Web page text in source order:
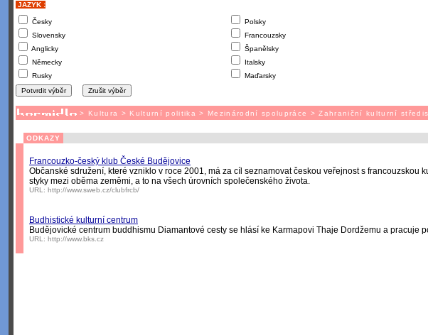
JAZYK :
Česky
Slovensky
Anglicky
Německy
Rusky
Polsky
Francouzsky
Španělsky
Italsky
Maďarsky
> Kultura > Kulturní politika > Mezinárodní spolupráce >Zahraniční kulturní
ODKAZY
Francouzko-český klub České Budějovice
Občanské sdružení, které vzniklo v roce 2001, má za cíl seznamovat českou veřejnost s francouzskou
styky mezi oběma zeměmi, a to na všech úrovních společenského života.
URL: http://www.sweb.cz/clubfrcb/
Budhistické kulturní centrum
Budějovické centrum buddhismu Diamantové cesty se hlásí ke Karmapovi Thaje Dordžemu a pracuje
URL: http://www.bks.cz